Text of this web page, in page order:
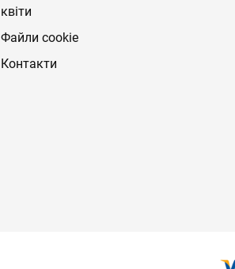
квіти
Файли cookie
Контакти